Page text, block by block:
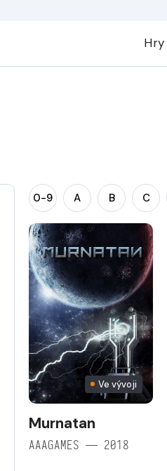
Hry
0-9 A B C
Ve vývoji
Murnatan
AAAGAMES — 2018